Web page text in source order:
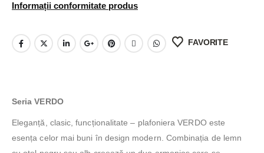
Informații conformitate produs
FAVORITE
Seria VERDO
Eleganță, clasic, funcționalitate – plafoniera VERDO este
esența celor mai buni în design modern. Combinația de lemn